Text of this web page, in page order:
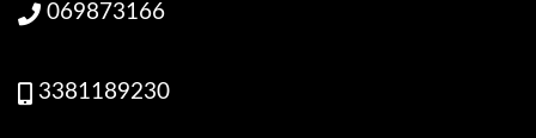
069873166
3381189230